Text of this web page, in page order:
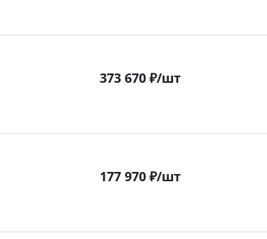
373 670 ₽/шт
177 970 ₽/шт